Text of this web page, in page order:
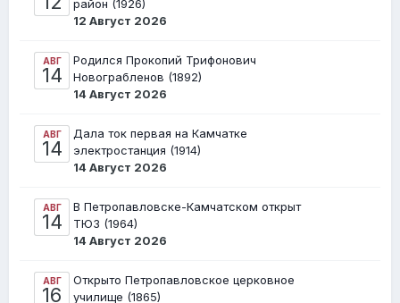
район (1926)
12 Август 2026
АВГ
14
Родился Прокопий Трифонович
Новограбленов (1892)
14 Август 2026
АВГ
14
Дала ток первая на Камчатке
электростанция (1914)
14 Август 2026
АВГ
14
В Петропавловске-Камчатском открыт
ТЮЗ (1964)
14 Август 2026
АВГ
16
Открыто Петропавловское церковное
училище (1865)